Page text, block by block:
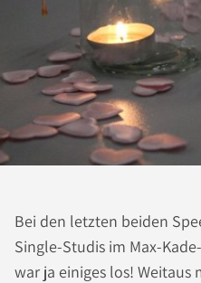
Bei den letzten beiden
Single-Studis im Max-
war ja einiges los!